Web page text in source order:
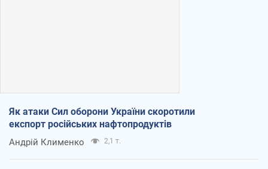
Як атаки Сил оборони України скоротили
експорт російських нафтопродуктів
Андрій Клименко 2,1 т.